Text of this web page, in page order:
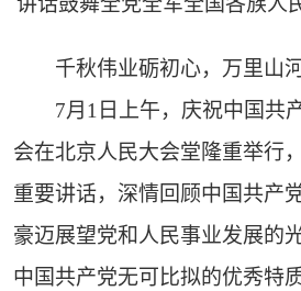
千秋伟业砺初心，万里山河
7月1日上午，庆祝中国共
会在北京人民大会堂隆重举行
重要讲话，深情回顾中国共产
豪迈展望党和人民事业发展的
中国共产党无可比拟的优秀特